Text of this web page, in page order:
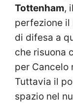
Tottenham,
perfezione il
di difesa a
che risuona
per Cancelo
Tuttavia il
spazio nel